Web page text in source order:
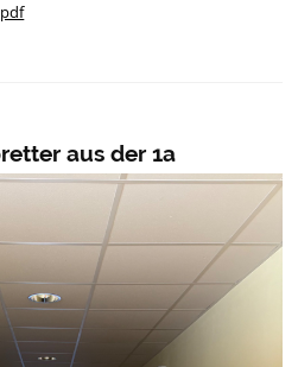
aus der 1a